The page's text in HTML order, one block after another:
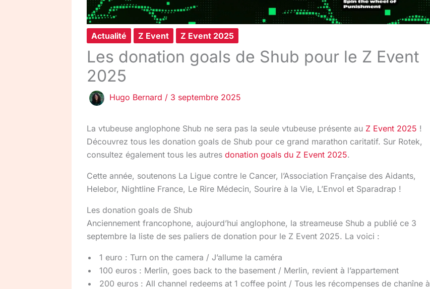
Actualité Z Event Z Event 2025
Les donation goals de Shub pour le Z Event
2025
Hugo Bernard / 3 septembre 2025
La vtubeuse anglophone Shub ne sera pas la seule vtubeuse présente au Z Event 2025 !
Découvrez tous les donation goals de Shub pour ce grand marathon caritatif. Sur Rotek,
consultez également tous les autres donation goals du Z Event 2025.
Cette année, soutenons La Ligue contre le Cancer, l’Association Française des Aidants,
Helebor, Nightline France, Le Rire Médecin, Sourire à la Vie, L’Envol et Sparadrap !
Les donation goals de Shub
Anciennement francophone, aujourd’hui anglophone, la streameuse Shub a publié ce 3
septembre la liste de ses paliers de donation pour le Z Event 2025. La voici :
1 euro : Turn on the camera / J’allume la caméra
100 euros : Merlin, goes back to the basement / Merlin, revient à l’appartement
200 euros : All channel redeems at 1 coffee point / Tous les récompenses de chanîne à